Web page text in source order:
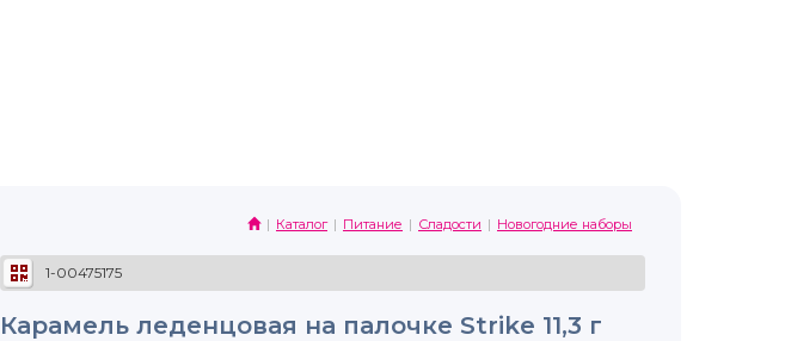
Каталог Питание Сладости Новогодние наборы
1-00475175
Карамель леденцовая на палочке Strike 11,3 г